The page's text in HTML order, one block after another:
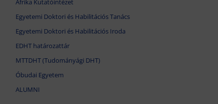
Afrika Kutatóintézet
Egyetemi Doktori és Habilitációs Tanács
Egyetemi Doktori és Habilitációs Iroda
EDHT határozattár
MTTDHT (Tudományági DHT)
Óbudai Egyetem
ALUMNI